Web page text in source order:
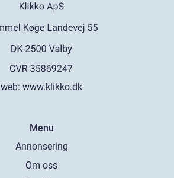
web: www.klikko.dk
Menu
Annonsering
Om oss